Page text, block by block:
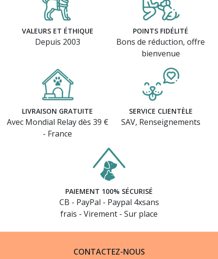
VALEURS ET ÉTHIQUE
Depuis 2003
POINTS FIDÉLITÉ
Bons de réduction, offre
bienvenue
LIVRAISON GRATUITE
Avec Mondial Relay dès 39 €
- France
SERVICE CLIENTÈLE
SAV, Renseignements
PAIEMENT 100% SÉCURISÉ
CB - PayPal - Paypal 4xsans
frais - Virement - Sur place
CONTACTEZ-NOUS